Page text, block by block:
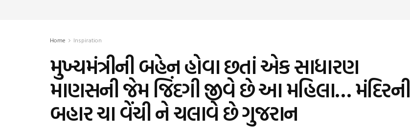
Home Inspiration
મુખ્યમંત્રીની બહેન હોવા છતાં એક સાધારણ
માણસની જેમ જિંદગી જીવે છે આ મહિલા… મંદિરની
બહાર ચા વેંચી ને ચલાવે છે ગુજરાન